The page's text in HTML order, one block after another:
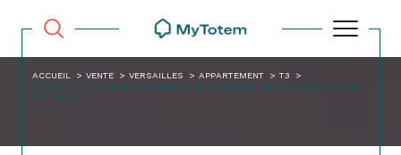
ACCUEIL VENTE VERSAILLES APPARTEMENT
T3
VERSAILLES NOTRE DAME ADRESSE D EXCEPTION AU COEUR DU CENTRE
HISTORIQUE